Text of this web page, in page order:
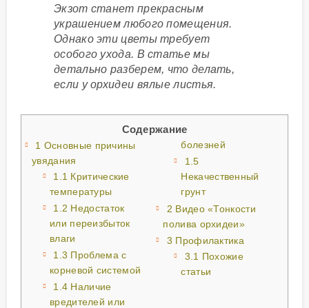
Экзот станет прекрасным
украшением любого помещения.
Однако эти цветы требует
особого ухода. В статье мы
детально разберем, что делать,
если у орхидеи вялые листья.
Содержание
1 Основные причины
увядания
1.1 Критические
температуры
1.2 Недостаток
или переизбыток
влаги
1.3 Проблема с
корневой системой
1.4 Наличие
вредителей или
болезней
1.5
Некачественный
грунт
2 Видео «Тонкости
полива орхидеи»
3 Профилактика
3.1 Похожие
статьи